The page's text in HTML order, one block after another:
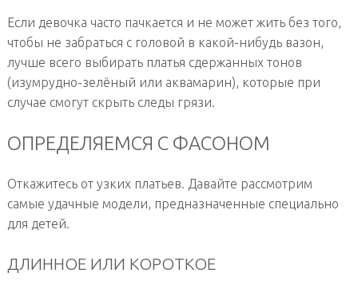
Если девочка часто пачкается и не может жить без того,
чтобы не забраться с головой в какой-нибудь вазон,
лучше всего выбирать платья сдержанных тонов
(изумрудно-зелёный или аквамарин), которые при
случае смогут скрыть следы грязи.
ОПРЕДЕЛЯЕМСЯ С ФАСОНОМ
Откажитесь от узких платьев. Давайте рассмотрим
самые удачные модели, предназначенные специально
для детей.
ДЛИННОЕ ИЛИ КОРОТКОЕ